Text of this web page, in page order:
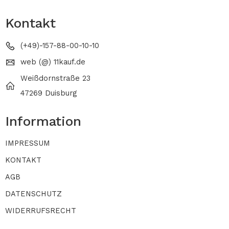
Kontakt
(+49)-157-88-00-10-10
web (@) 11kauf.de
Weißdornstraße 23
47269 Duisburg
Information
IMPRESSUM
KONTAKT
AGB
DATENSCHUTZ
WIDERRUFSRECHT